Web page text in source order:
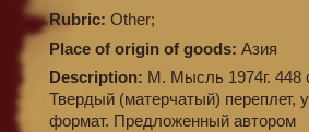
Rubric: Other;
Place of origin of goods: Азия
Description: М. Мысль 1974г. 448
Твердый (матерчатый) переплет,
формат. Предложенный автором